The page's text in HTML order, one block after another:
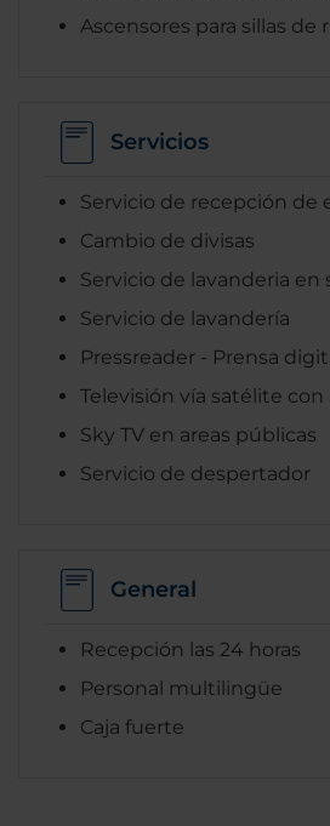
Ascensores para sillas de
Servicios
Servicio de recepción de
Cambio de divisas
Servicio de lavanderia en
Servicio de lavandería
Pressreader - Prensa
Televisión vía satélite con
Sky TV en areas públicas
Servicio de despertador
General
Recepción las 24 horas
Personal multilingüe
Caja fuerte